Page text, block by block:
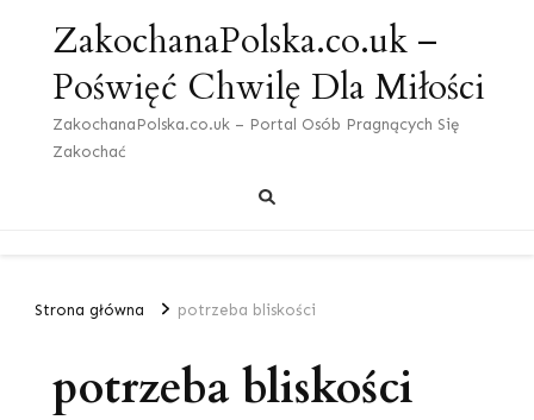
ZakochanaPolska.co.uk –
Poświęć Chwilę Dla Miłości
ZakochanaPolska.co.uk – Portal Osób Pragnących Się
Zakochać
Strona główna potrzeba bliskości
potrzeba bliskości